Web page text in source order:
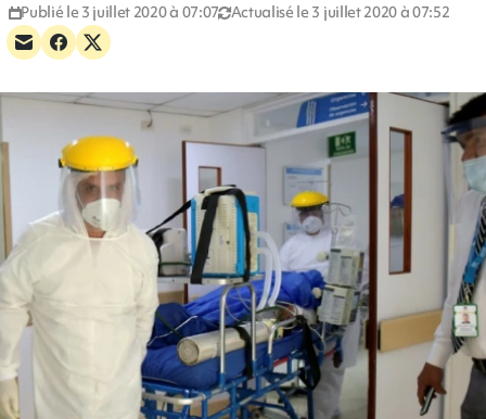
Publié le 3 juillet 2020 à 07:07 Actualisé le 3 juillet 2020 à 07:52